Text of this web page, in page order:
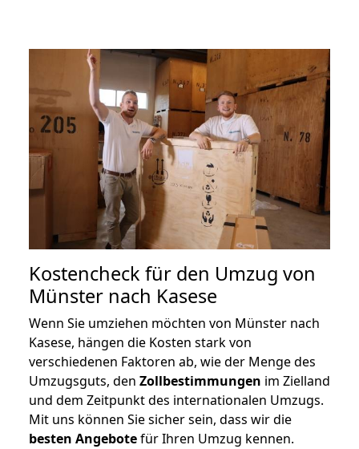
Kostencheck für den Umzug von
Münster nach Kasese
Wenn Sie umziehen möchten von Münster nach
Kasese, hängen die Kosten stark von
verschiedenen Faktoren ab, wie der Menge des
Umzugsguts, den Zollbestimmungen im Zielland
und dem Zeitpunkt des internationalen Umzugs.
Mit uns können Sie sicher sein, dass wir die
besten Angebotefür Ihren Umzug kennen.